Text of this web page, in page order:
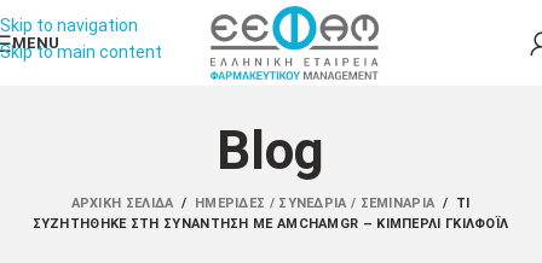
Skip to navigation
Skip to main content
MENU
Blog
ΑΡΧΙΚΉ ΣΕΛΊΔΑ / ΗΜΕΡΊΔΕΣ / ΣΥΝΈΔΡΙΑ / ΣΕΜΙΝΆΡΙΑ /
ΤΙ
ΣΥΖΗΤΉΘΗΚΕ ΣΤΗ ΣΥΝΆΝΤΗΣΗ ΜΕ AMCHAMGR – ΚΊΜΠΕΡΛΙ ΓΚΊΛΦΟΪΛ